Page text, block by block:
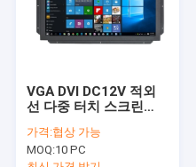
VGA DVI DC12V 적외
선 다중 터치 스크린
가격:협상 가능
MOQ:10 PC